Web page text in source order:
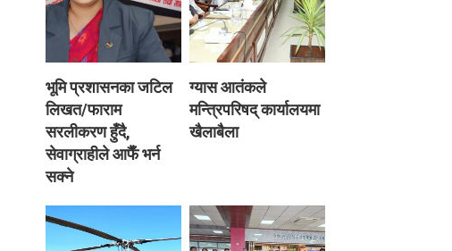
भूमि प्रशासनका जटिल
लिखत/फाराम
सरलीकरण हुँदै,
सेवाग्राहीले आफैँ भर्न
सक्ने
ग्यास आतंकले
मन्त्रिपरिषद् कार्यालयमा
खैलाबैला